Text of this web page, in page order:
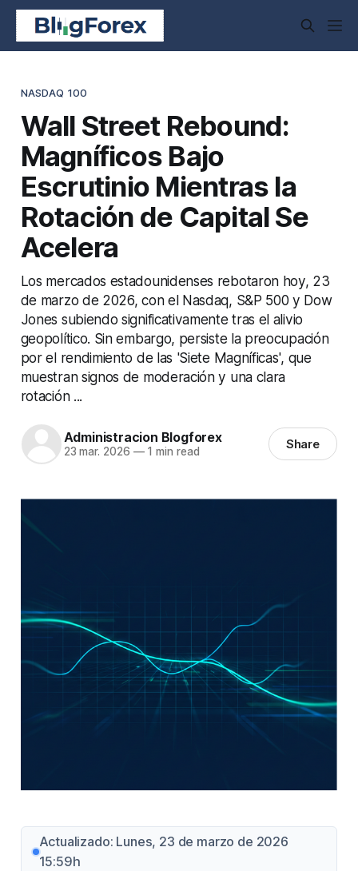
NASDAQ 100
Wall Street Rebound:
Magníficos Bajo
Escrutinio Mientras la
Rotación de Capital Se
Acelera
Los mercados estadounidenses rebotaron hoy, 23
de marzo de 2026, con el Nasdaq, S&P 500 y Dow
Jones subiendo significativamente tras el alivio
geopolítico. Sin embargo, persiste la preocupación
por el rendimiento de las 'Siete Magníficas', que
muestran signos de moderación y una clara
rotación ...
Administracion Blogforex
23 mar. 2026 —1 min read Share
Actualizado: Lunes, 23 de marzo de 2026
15:59h